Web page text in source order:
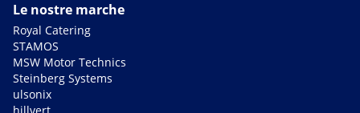
Le nostre marche
Royal Catering
STAMOS
MSW Motor Technics
Steinberg Systems
ulsonix